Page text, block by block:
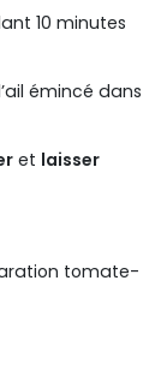
10 minutes
émincé dans
et laisser
tomate-